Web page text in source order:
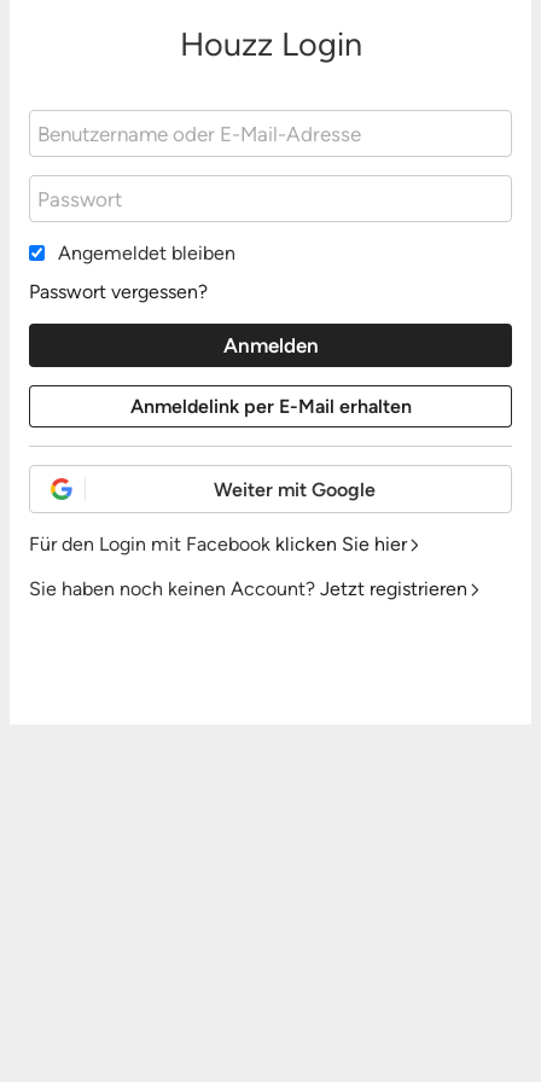
Houzz Login
Angemeldet bleiben
Passwort vergessen?
Weiter mit Google
Für den Login mit Facebook klicken Sie hier
Sie haben noch keinen Account? Jetzt registrieren